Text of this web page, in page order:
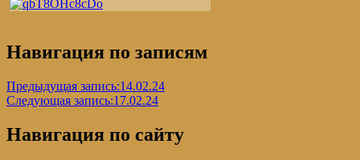
Навигация по записям
Предыдущая запись:14.02.24
Следующая запись:17.02.24
Навигация по сайту